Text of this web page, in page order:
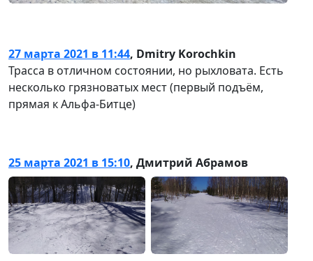
27 марта 2021 в 11:44, Dmitry Korochkin
Трасса в отличном состоянии, но рыхловата. Есть
несколько грязноватых мест (первый подъём,
прямая к Альфа-Битце)
25 марта 2021 в 15:10, Дмитрий Абрамов